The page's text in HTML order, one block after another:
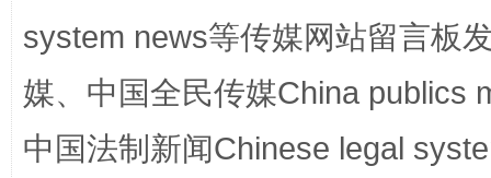
这是一记警钟！ 谢
system news等传媒网站留言板
媒、中国全民传媒China publics
中国法制新闻Chinese legal